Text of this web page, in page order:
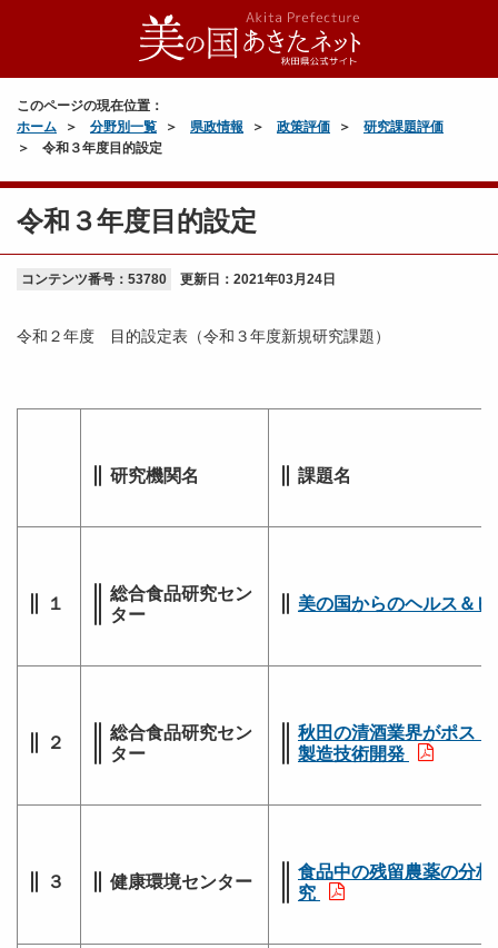
このページの現在位置：
ホーム
分野別一覧 県政情報 政策評価
研究課題評価
令和３年度目的設定
令和３年度目的設定
コンテンツ番号：53780 更新日： 2021年03月24日
令和２年度 目的設定表（令和３年度新規研究課題）
研究機関名 課題名
１
総合食品研究セン
ター
美の国からのヘルス＆
２
総合食品研究セン
ター
秋田の清酒業界がポス
製造技術開発
３ 健康環境センター
食品中の残留農薬の分
究